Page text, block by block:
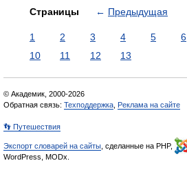
Страницы ← Предыдущая
1 2 3 4 5 6
10
11 12 13
© Академик, 2000-2026
Обратная связь: Техподдержка Реклама на сайте
👣 Путешествия
Экспорт словарей на сайты , сделанные на PHP,
WordPress, MODx.